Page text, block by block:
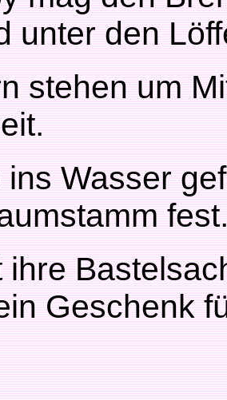
unter den
stehen um
ins Wasser
ihre
Geschenk